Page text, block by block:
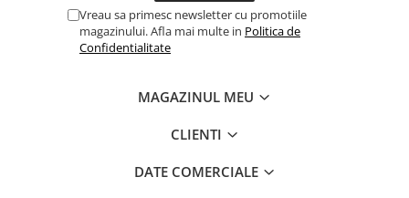
Vreau sa primesc newsletter cu promotiile
magazinului. Afla mai multe in Politica de
Confidentialitate
MAGAZINUL MEU
CLIENTI
DATE COMERCIALE